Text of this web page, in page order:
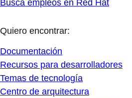
Busca empleos en Red Hat
Quiero encontrar:
Documentación
Recursos para desarrolladores
Temas de tecnología
Centro de arquitectura